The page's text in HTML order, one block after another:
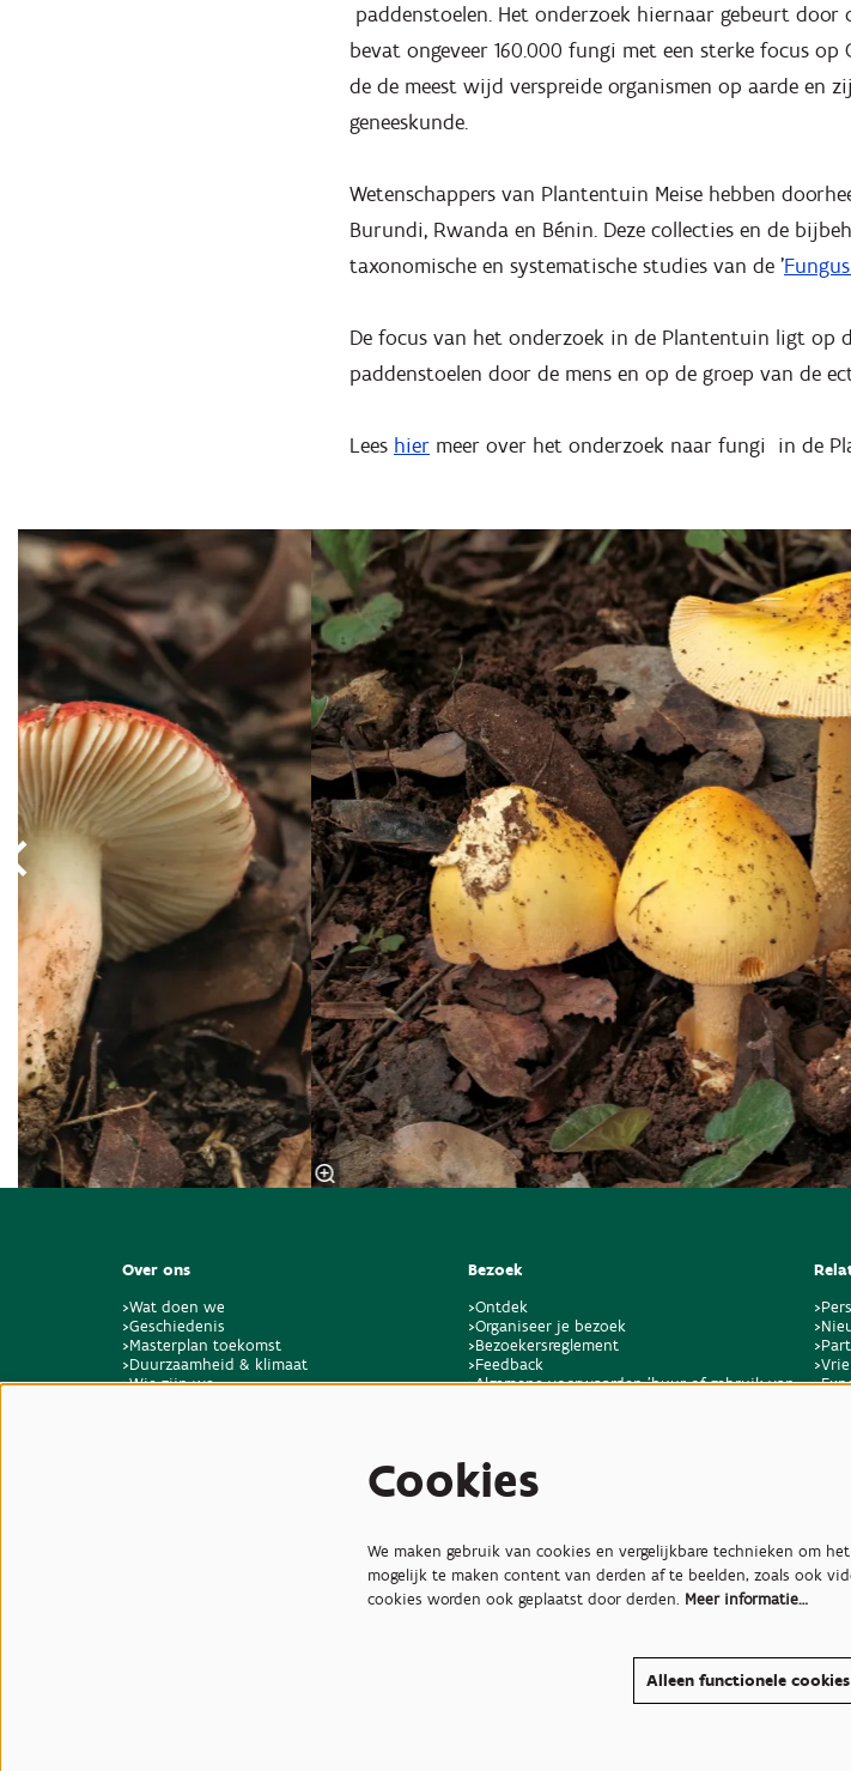
paddenstoelen. Het onderzoek hiernaar gebeurt
bevat ongeveer 160.000 fungi met een sterke focus
de de meest wijd verspreide organismen op aarde en
geneeskunde.
Wetenschappers van Plantentuin Meise hebben
Burundi, Rwanda en Bénin. Deze collecties en de
taxonomische en systematische studies van de '
De focus van het onderzoek in de Plantentuin ligt op
paddenstoelen door de mens en op de groep van de
Lees hier meer over het onderzoek naar fungi in de
Overslaan
Over ons
>Wat doen we
>Geschiedenis
>Masterplan toekomst
>Duurzaamheid & klimaat
>Wie zijn we
Bezoek
>Ontdek
>Organiseer je bezoek
>Bezoekersreglement
>Feedback
>Algemene voorwaarden 'huur of gebruik van
>Pers
© Plantentuin Meise, BE0540708286, Nieuwelaan 38, 1860 Meise
Toegankelijkheidsverklaring
Cookies
We maken gebruik van cookies en vergelijkbare technieken om
mogelijk te maken content van derden af te beelden, zoals ook
cookies worden ook geplaatst door derden. Meer informatie…
Alleen functionele cookies